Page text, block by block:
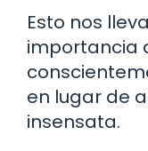
Esto nos
importancia
en lugar de
insensata.